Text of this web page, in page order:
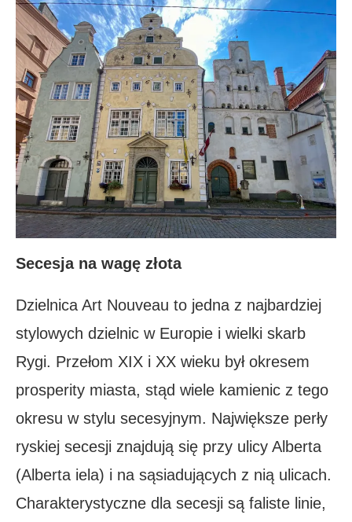
Secesja na wagę złota
Dzielnica Art Nouveau to jedna z najbardziej
stylowych dzielnic w Europie i wielki skarb
Rygi. Przełom XIX i XX wieku był okresem
prosperity miasta, stąd wiele kamienic z tego
okresu w stylu secesyjnym. Największe perły
ryskiej secesji znajdują się przy ulicy Alberta
(Alberta iela) i na sąsiadujących z nią ulicach.
Charakterystyczne dla secesji są faliste linie,